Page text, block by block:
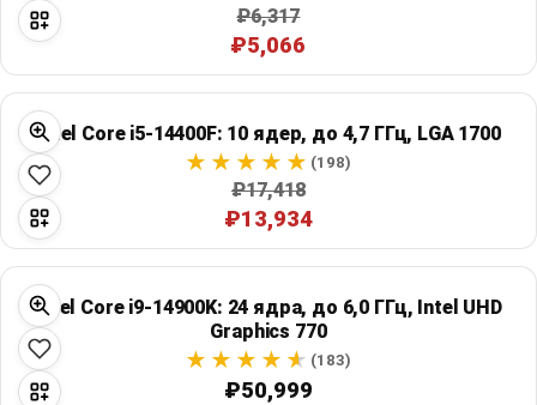
₽6,317
₽5,066
Intel Core i5-14400F: 10 ядер, до 4,7 ГГц, LGA 1700
(198)
₽17,418
₽13,934
Intel Core i9-14900K: 24 ядра, до 6,0 ГГц, Intel UHD
Graphics 770
(183)
₽50,999